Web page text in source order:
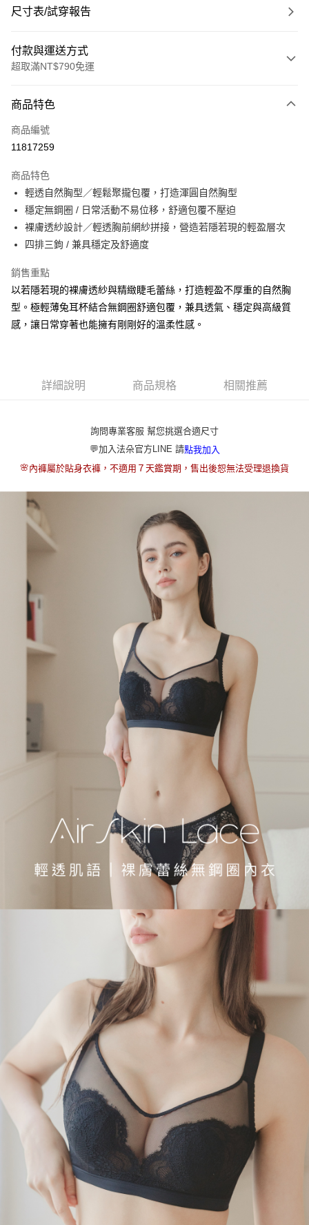
尺寸表/試穿報告
付款與運送方式
超取滿NT$790免運
信用卡一次付款
超商取貨付款
Apple Pay
街口支付
悠遊付
大哥付你分期
相關說明
1.本服務由台灣大哥大提供，台灣大哥大用戶可立即使用無須另外申請。
2.付款方式選擇「大哥付你分期」，訂單成立後會自動跳轉到大哥付的交易
消。如遇「轉專審核」未通過狀況，表示未達大哥付你分期系統評分，恕無
2.透過簡訊連結打開帳單後，可選擇「超商條碼／台灣大直營門市／銀行轉
1.本服務係由「台灣大哥大股份有限公司」（以下簡稱本公司）所提供，讓
用戶於交易時，得透過本服務購買商品或服務，並由商店將買賣／分期付款
買賣價金債權讓與本公司後，依約使用本公司帳單繳交帳款。
2.基於同意付款使用「大哥付你分期」之契約關係目的，商店將以您的個人
資料（包含姓名、電話或地址）提供予台灣大哥大進項蒐集、處理及利用，
由本公司與您本人進行分期帳單所需資料之確認、核對及更正。
3.完整用戶服務條款，請詳閱以下連結：https://oppay.tw/userRule
ATM付款
每筆NT$80，滿NT$790(含以上)免運費
每筆NT$80，滿NT$790(含以上)免運費
【不提供萊爾富取貨付款】
每筆NT$8,888
【不提供萊爾富取貨】
每筆NT$8,888
7-11取貨付款
每筆NT$80，滿NT$790(含以上)免運費
付款後7-11取貨
每筆NT$80，滿NT$790(含以上)免運費
本島宅配（ 偏遠地區約需3-5工作天）
每筆NT$80，滿NT$790(含以上)免運費
每筆NT$100，滿NT$890(含以上)免運費
國家/地區配送
商品特色
商品編號
11817259
商品特色
輕透自然胸型／輕鬆聚攏包覆，打造渾圓自然胸型
穩定無鋼圈 / 日常活動不易位移，舒適包覆不壓迫
裸膚透紗設計／輕透胸前網紗拼接，營造若隱若現的輕盈層次
四排三鉤 / 兼具穩定及舒適度
銷售重點
以若隱若現的裸膚透紗與精緻睫毛蕾絲，打造輕盈不厚重的自然胸
型。極輕薄兔耳杯結合無鋼圈舒適包覆，兼具透氣、穩定與高級質
感，讓日常穿著也能擁有剛剛好的溫柔性感。
詳細說明 商品規格 相關推薦
詢問專業客服 幫您挑選合適尺寸
💬加入法朵官方LINE 請點我加入
🌸內褲屬於貼身衣褲，不適用７天鑑賞期，售出後恕無法受理退換貨